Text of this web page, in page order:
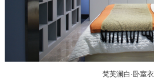
梵芙澜白·卧室